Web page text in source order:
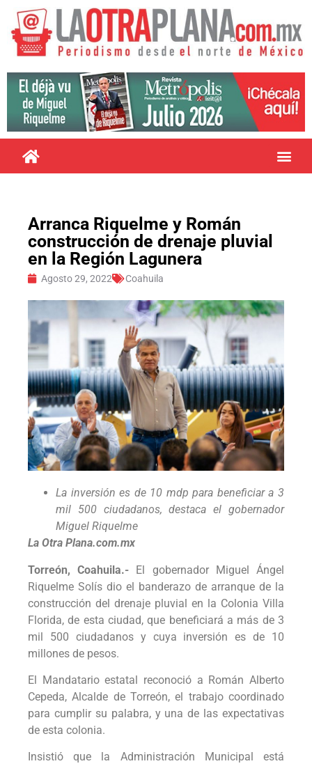
Arranca Riquelme y Román
construcción de drenaje pluvial
en la Región Lagunera
Agosto 29, 2022 Coahuila
La inversión es de 10 mdp para beneficiar a 3
mil 500 ciudadanos, destaca el gobernador
Miguel Riquelme
La Otra Plana.com.mx
Torreón, Coahuila.- El gobernador Miguel Ángel
Riquelme Solís dio el banderazo de arranque de la
construcción del drenaje pluvial en la Colonia Villa
Florida, de esta ciudad, que beneficiará a más de 3
mil 500 ciudadanos y cuya inversión es de 10
millones de pesos.
El Mandatario estatal reconoció a Román Alberto
Cepeda, Alcalde de Torreón, el trabajo coordinado
para cumplir su palabra, y una de las expectativas
de esta colonia.
Insistió que la Administración Municipal está